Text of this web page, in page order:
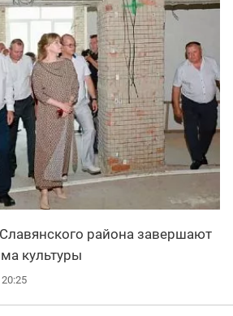
района завершают
культуры